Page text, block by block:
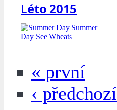
Léto 2015
« první
‹ předchozí